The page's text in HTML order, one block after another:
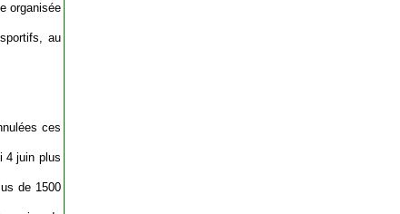
organisée
au
ces
4 juin plus
de 1500